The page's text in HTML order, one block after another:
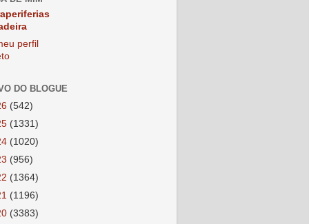
perfil
DO BLOGUE
(542)
(1331)
(1020)
(956)
(1364)
(1196)
(3383)